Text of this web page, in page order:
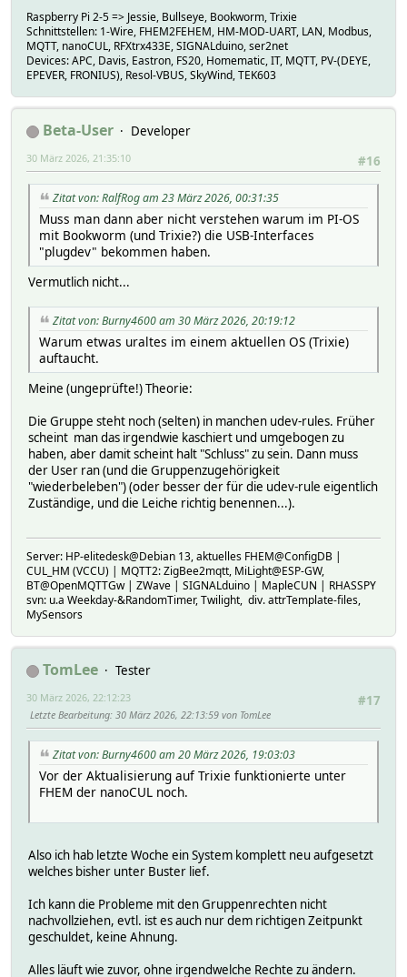
Raspberry Pi 2-5 => Jessie, Bullseye, Bookworm, Trixie
Schnittstellen: 1-Wire, FHEM2FEHEM, HM-MOD-UART, LAN, Modbus,
MQTT, nanoCUL, RFXtrx433E, SIGNALduino, ser2net
Devices: APC, Davis, Eastron, FS20, Homematic, IT, MQTT, PV-(DEYE,
EPEVER, FRONIUS), Resol-VBUS, SkyWind, TEK603
Beta-User
Developer
#16
30 März 2026, 21:35:10
Zitat von: RalfRog am 23 März 2026, 00:31:35
Muss man dann aber nicht verstehen warum im PI-OS
mit Bookworm (und Trixie?) die USB-Interfaces
"plugdev" bekommen haben.
Vermutlich nicht...
Zitat von: Burny4600 am 30 März 2026, 20:19:12
Warum etwas uraltes im einem aktuellen OS (Trixie)
auftaucht.
Meine (ungeprüfte!) Theorie:
Die Gruppe steht noch (selten) in manchen udev-rules. Früher
scheint man das irgendwie kaschiert und umgebogen zu
haben, aber damit scheint halt "Schluss" zu sein. Dann muss
der User ran (und die Gruppenzugehörigkeit
"wiederbeleben") (oder besser der für die udev-rule eigentlich
Zuständige, und die Leiche richtig benennen...).
Server: HP-elitedesk@Debian 13, aktuelles FHEM@ConfigDB |
CUL_HM (VCCU) | MQTT2: ZigBee2mqtt, MiLight@ESP-GW,
BT@OpenMQTTGw | ZWave | SIGNALduino | MapleCUN | RHASSPY
svn: u.a Weekday-&RandomTimer, Twilight, div. attrTemplate-files,
MySensors
TomLee
Tester
#17
30 März 2026, 22:12:23
Letzte Bearbeitung: 30 März 2026, 22:13:59 von TomLee
Zitat von: Burny4600 am 20 März 2026, 19:03:03
Vor der Aktualisierung auf Trixie funktionierte unter
FHEM der nanoCUL noch.
Also ich hab letzte Woche ein System komplett neu aufgesetzt
welches bisher unter Buster lief.
Ich kann die Probleme mit den Gruppenrechten nicht
nachvollziehen, evtl. ist es auch nur dem richtigen Zeitpunkt
geschuldet, keine Ahnung.
Alles läuft wie zuvor, ohne irgendwelche Rechte zu ändern.